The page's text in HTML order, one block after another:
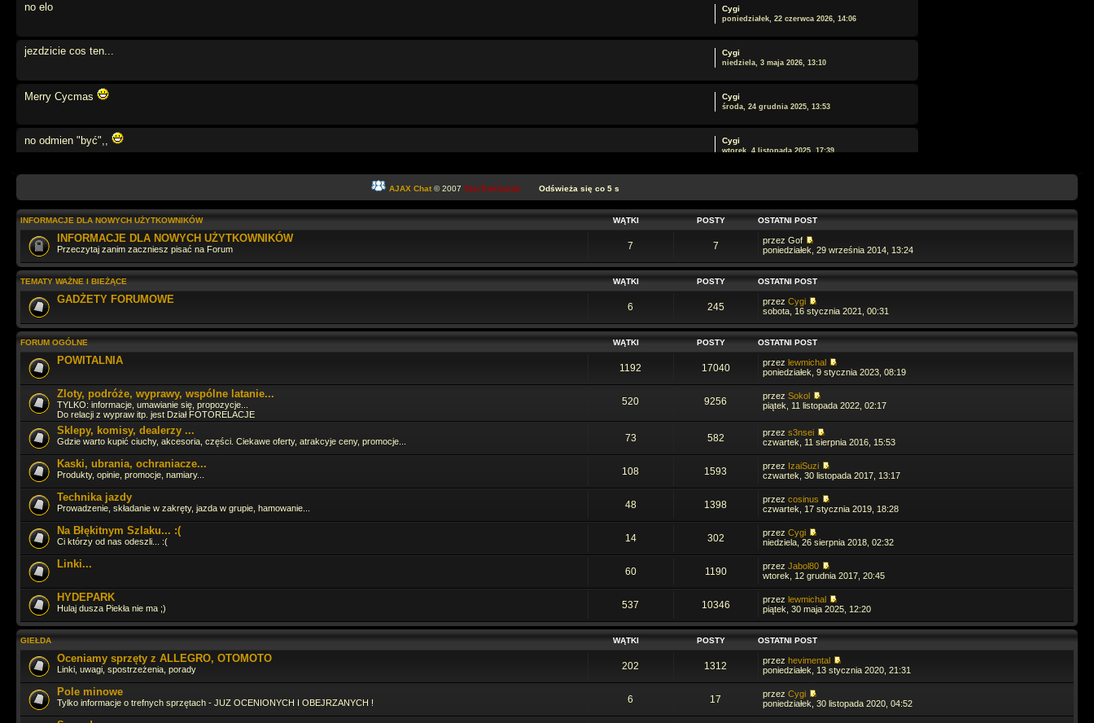
no elo Cygi
poniedziałek, 22 czerwca 2026, 14:06
jezdzicie cos ten... Cygi
niedziela, 3 maja 2026, 13:10
Merry Cycmas Cygi
środa, 24 grudnia 2025, 13:53
no odmien "być",, Cygi
wtorek, 4 listopada 2025, 17:39
moze powtórzymy angielski?
wtorek, 28 października 2025, 20:20
na na na na lewmichal
poniedziałek, 27 października 2025, 12:17
Jaki tu spokój
poniedziałek, 20 października 2025, 20:28
wow... przegapiłem.. cos tu sie działo
czwartek, 3 lipca 2025, 21:16
Szybko leci. Dobrze, że zglądasz raz w roku lewmichal
Cześć Panowie jak tam życie ? Ostatnia moja wizyta tu to 16.06.2024 więc ponad rok czasu
Pojeździłbym już GruSXR jakoś pitbike jest fajny, ale duże moto i tor zewnętrzny dostarcza więcej adrenalinki
piątek, 7 lutego 2025, 11:32
hahah Cygi
poniedziałek, 3 lutego 2025, 14:46
Straszny ruch się tutaj zrobił
poniedziałek, 3 lutego 2025, 09:49
Zagląda, zagląda Afis
sobota, 1 lutego 2025, 22:19
Ja fejsbóczka nie mam wiec tutaj zagladam bo i tak odpalaja mi sie 3 strony wiec trzymam oko ci sie dzieje Cygi
AJAX Chat© 2007 StarTrekGuide Odświeża się co 5s
INFORMACJE DLA NOWYCH UŻYTKOWNIKÓW WĄTKI POSTY OSTATNI POST
INFORMACJE DLA NOWYCH UŻYTKOWNIKÓW
Przeczytaj zanim zaczniesz pisać na Forum 7 7
przez Gof
poniedziałek, 29 września 2014, 13:24
TEMATY WAŻNE I BIEŻĄCE WĄTKI POSTY OSTATNI POST
GADŻETY FORUMOWE
6 245 przezCygi
sobota, 16 stycznia 2021, 00:31
FORUM OGÓLNE WĄTKI POSTY OSTATNI POST
POWITALNIA
1192 17040 przezlewmichal
poniedziałek, 9 stycznia 2023, 08:19
Zloty, podróże, wyprawy, wspólne latanie...
TYLKO: informacje, umawianie się, propozycje...
Do relacji z wypraw itp. jest Dział FOTORELACJE
520 9256 przezSokol
piątek, 11 listopada 2022, 02:17
Sklepy, komisy, dealerzy ...
Gdzie warto kupić ciuchy, akcesoria, części. Ciekawe oferty, atrakcyje ceny, promocje... 73 582 przezs3nsei
czwartek, 11 sierpnia 2016, 15:53
Kaski, ubrania, ochraniacze...
Produkty, opinie, promocje, namiary... 108 1593 przez IzaiSuzi
czwartek, 30 listopada 2017, 13:17
Technika jazdy
Prowadzenie, składanie w zakręty, jazda w grupie, hamowanie... 48 1398 przezcosinus
czwartek, 17 stycznia 2019, 18:28
Na Błękitnym Szlaku... :(
Ci którzy od nas odeszli... :( 14 302 przezCygi
niedziela, 26 sierpnia 2018, 02:32
Linki...
60 1190 przezJabol80
wtorek, 12 grudnia 2017, 20:45
HYDEPARK
Hulaj dusza Piekła nie ma ;) 537 10346 przezlewmichal
piątek, 30 maja 2025, 12:20
GIEŁDA WĄTKI POSTY OSTATNI POST
Oceniamy sprzęty z ALLEGRO, OTOMOTO
Linki, uwagi, spostrzeżenia, porady 202 1312 przezhevimental
poniedziałek, 13 stycznia 2020, 21:31
Pole minowe
Tylko informacje o trefnych sprzętach - JUZ OCENIONYCH I OBEJRZANYCH ! 6 17 przezCygi
poniedziałek, 30 listopada 2020, 04:52